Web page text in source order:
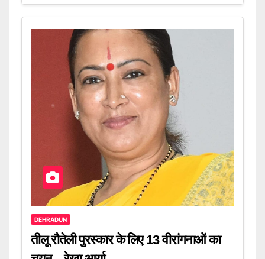
DEHRADUN
तीलू रौतेली पुरस्कार के लिए 13 वीरांगनाओं का